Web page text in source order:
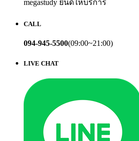
megastudy ยินดีให้บริการ
CALL
094-945-5500(09:00~21:00)
LIVE CHAT